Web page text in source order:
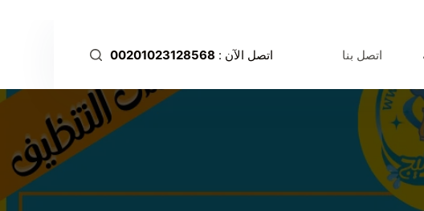
إ
اتصل بنا اتصل الآن : 00201023128568